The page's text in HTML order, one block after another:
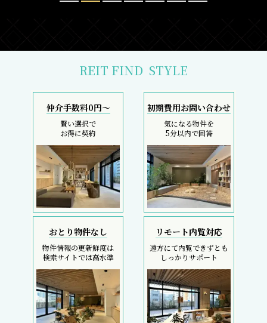
REIT FIND STYLE
仲介手数料0円～
賢い選択で
お得に契約
初期費用お問い合わせ
気になる物件を
5分以内で回答
おとり物件なし
物件情報の更新鮮度は
検索サイトでは高水準
リモート内覧対応
遠方にて内覧できずとも
しっかりサポート